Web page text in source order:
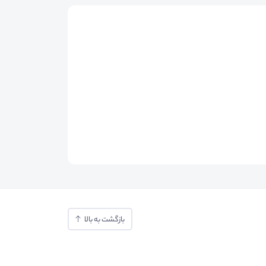
بازگشت به بالا